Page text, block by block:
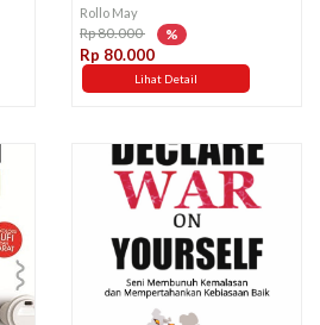
Rollo May
Rp 80.000 %
Rp 80.000
Lihat Detail